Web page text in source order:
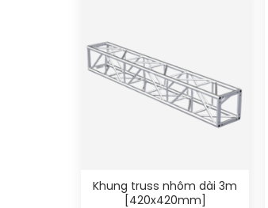
Khung truss nhôm dài 3m
[420x420mm]